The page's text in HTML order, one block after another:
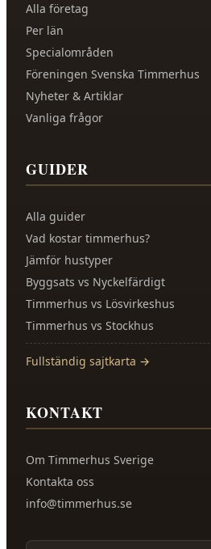
Alla företag
Per län
Specialområden
Föreningen Svenska Timmerhus
Nyheter & Artiklar
Vanliga frågor
GUIDER
Alla guider
Vad kostar timmerhus?
Jämför hustyper
Byggsats vs Nyckelfärdigt
Timmerhus vs Lösvirkeshus
Timmerhus vs Stockhus
Fullständig sajtkarta →
KONTAKT
Om Timmerhus Sverige
Kontakta oss
info@timmerhus.se